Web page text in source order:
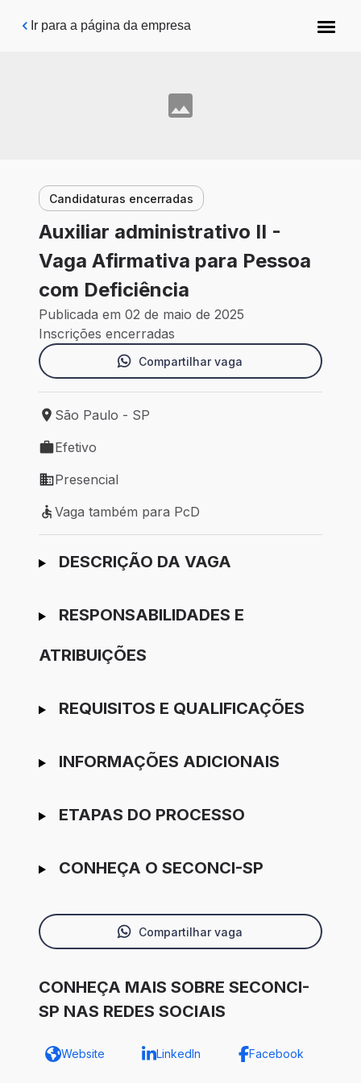
Pular para o conteúdo principal
Ir para a página da empresa
Candidaturas encerradas
Auxiliar administrativo II -
Vaga Afirmativa para Pessoa
com Deficiência
Publicada em 02 de maio de 2025
Inscrições encerradas
Compartilhar vaga
Local de trabalho: São Paulo - SP
São Paulo - SP
Tipo de vaga: Efetivo
Efetivo
Modelo de trabalho: Presencial
Presencial
Vaga também para PcD
Vaga também para PcD
Ir para candidatura
DESCRIÇÃO DA VAGA
RESPONSABILIDADES E
ATRIBUIÇÕES
REQUISITOS E QUALIFICAÇÕES
INFORMAÇÕES ADICIONAIS
ETAPAS DO PROCESSO
CONHEÇA O SECONCI-SP
Compartilhar vaga
CONHEÇA MAIS SOBRE SECONCI-
SP NAS REDES SOCIAIS
Website LinkedIn Facebook